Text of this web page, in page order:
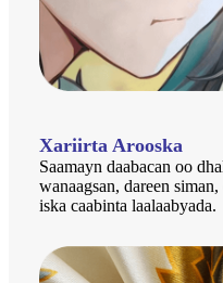
Xariirta Arooska
Saamayn daabacan oo
wanaagsan, dareen
iska caabinta laalaabyada.